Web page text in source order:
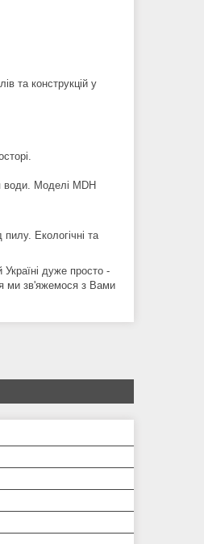
та конструкцій у
води. Моделі MDH
Екологічні та
дуже просто -
ми зв'яжемося з Вами